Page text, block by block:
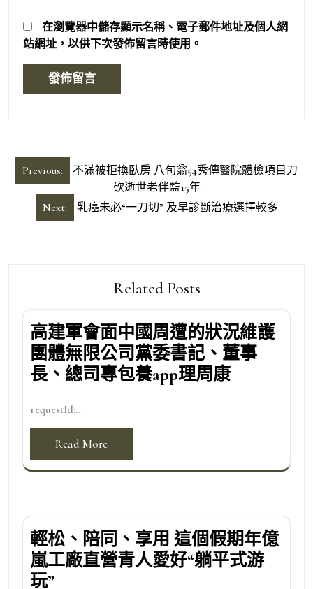
在瀏覽器中儲存顯示名稱、電子郵件地址及個人網
站網址，以供下次發佈留言時使用。
文
章
Previous:
不滿被拒換臥房 八旬翁54秀傳醫院體檢項目刀
砍逝世老伴監15年
Next:
乳癌未必“一刀切” 及早診斷治療選擇較多
Related Posts
高建軍會面中國周遭的狀況維護
團體無限公司黨委書記、董事
長、總司專包養app理周康
requestId:...
Read More
輕松、陪同、享用 這個假期年億
嵐工廠直營青人愛好“躺平式游
玩”